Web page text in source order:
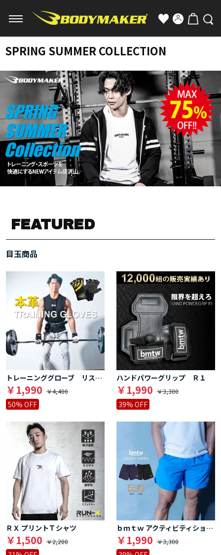
SPRING SUMMER COLLECTION
FEATURED
目玉商品
トレーニンググローブ リストラップ（本革）
￥1,990 ￥4,400
50% OFF
ハンドパワーグリップ Ｒ１
￥1,990 ￥3,300
39% OFF
ＲＸ プリントＴシャツ
￥1,500 ￥2,200
ｂｍｔｗ アクティビティショーツ
￥1,990 ￥3,300